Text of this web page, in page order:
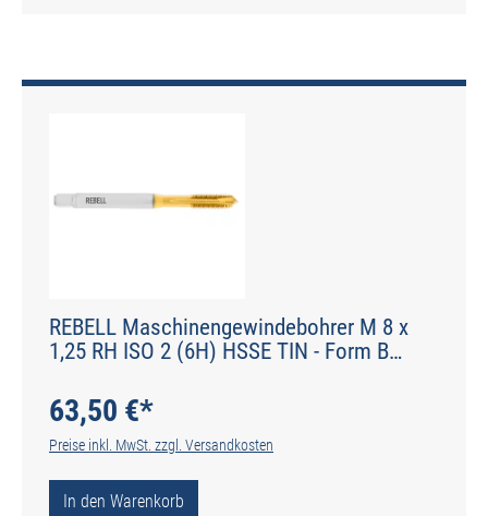
REBELL Maschinengewindebohrer M 8 x
1,25 RH ISO 2 (6H) HSSE TIN - Form B
63,50 €*
Preise inkl. MwSt. zzgl. Versandkosten
In den Warenkorb